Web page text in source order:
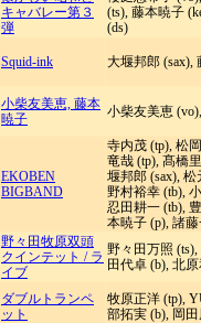
キャバレー第３
弾
(ts), 藤本暁子
(ds)
Squid-ink 大堰邦郎 (sax),
小柴友美恵, 藤本
暁子
小柴友美恵
EKOBEN
BIGBAND
寺内茂 (tp), 松
竜哉 (tp), 髙橋
堰邦郎 (sax), 松
野村裕幸 (tb),
忍田耕一 (tb),
本暁子 (p), 諸
野々田牧原双頭
クインテット / ラ
イブ
野々田万照
田代卓 (b), 北
ダブルトランペ
ット
牧原正洋 (tp),
部拓実 (b), 岡